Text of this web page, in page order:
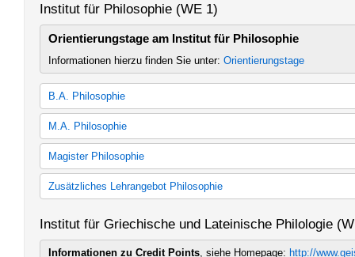
Institut für Philosophie (WE 1)
Orientierungstage am Institut für Philosophie
Informationen hierzu finden Sie unter: Orientierungstage
B.A. Philosophie
Kernfach Philosophie (StO und PO gültig ab WS 2007/08)
Kernfach Philosophie (StO und PO gültig ab WS 11/12)
Kernfach Philosophie (StO und PO gültig ab WS 15/16)
60 LP Philosophie (StO und PO gültig ab WS 2007/08)
60 LP Philosophie (StO und PO gültig ab WS 11/12)
60 LP Philosophie (StO und PO gültig ab WS 15/16)
30 LP Philosophie (StO und PO gültig ab WS 11/12)
30 LP Philosophie (StO und PO gültig ab WS 15/16)
M.A. Philosophie
M.A. Philosophie (StO und PO gültig ab WS 09/10)
M.A. Philosophie (StO und PO gültig ab WS 14/15)
Magister Philosophie
Magister Philosophie
Zusätzliches Lehrangebot Philosophie
Institut für Griechische und Lateinische Philologie
Informationen zu Credit Points , siehe Homepage: http://